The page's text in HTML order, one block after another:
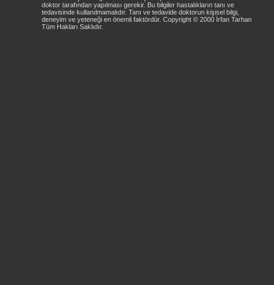
doktor tarafından yapılması gerekir. Bu bilgiler hastalıkların tanı ve
tedavisinde kullanılmamalıdır. Tanı ve tedavide doktorun kişisel bilgi,
deneyim ve yeteneği en önemli faktördür. Copyright © 2000 İrfan Tarhan
Tüm Hakları Saklıdır.